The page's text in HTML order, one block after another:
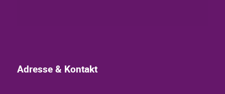
Adresse & Kontakt